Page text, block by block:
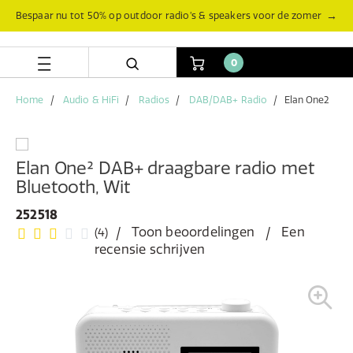
Bespaar nu tot 50% op outdoor radio’s & speakers voor de zomer →
0
Home Audio & HiFi Radios DAB/DAB+ Radio Elan One2
Elan One² DAB+ draagbare radio met
Bluetooth, Wit
252518
(4) Toon beoordelingen
Een
recensie schrijven